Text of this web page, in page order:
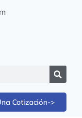
Cotización->